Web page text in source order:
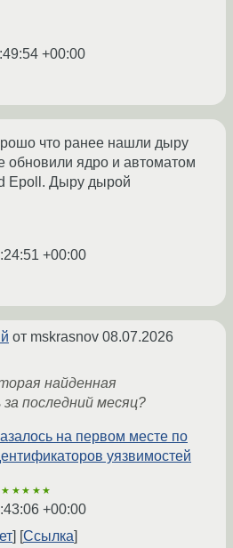
+00:00
что ранее нашли дыру
обновили ядро и автоматом
Epoll. Дыру дырой
+00:00
от mskrasnov 08.07.2026
найденная
за последний месяц?
на первом месте по
уязвимостей
★★★★★
+00:00
Ссылка